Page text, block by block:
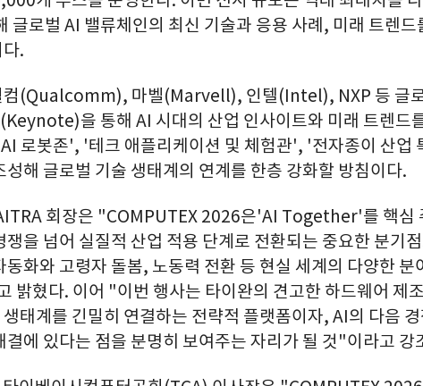
글로벌 AI 밸류체인의 최신 기술과 응용 사례, 미래 트렌드
.
컴(Qualcomm), 마벨(Marvell), 인텔(Intel), NXP 등 글
을 통해 AI 시대의 산업 인사이트와 미래 트렌드
로봇존', '테크 애플리케이션 및 체험관', '전자종이 산업
성해 글로벌 기술 생태계의 연계를 한층 강화할 방침이다.
회장은 "COMPUTEX 2026은'AI Together'를 핵심
쟁을 넘어 실질적 산업 적용 단계로 전환되는 중요한 분기
동화와 고령자 돌봄, 노동력 전환 등 현실 세계의 다양한 분
밝혔다. 이어 "이번 행사는 타이완의 견고한 하드웨어 제
태계를 긴밀히 연결하는 전략적 플랫폼이자, AI의 다음
결에 있다는 점을 분명히 보여주는 자리가 될 것"이라고 강